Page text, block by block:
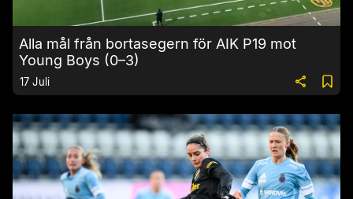
Alla mål från bortasegern för AIK P19 mot
Young Boys (0–3)
17 Juli